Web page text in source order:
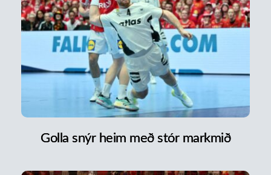
Golla snýr heim með stór markmið